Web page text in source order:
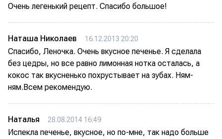
Очень легенький рецепт. Спасибо большое!
Наташа Николаев 16.12.2013 20:20
Спасибо, Леночка. Очень вкусное печенье. Я сделала
без цедры, но все равно лимонная нотка осталась, а
кокос так вкусненько похрустывает на зубах. Ням-
ням.Всем рекомендую.
Наталья 28.08.2014 16:49
Испекла печенье, вкусное, но по-мне, так надо больше